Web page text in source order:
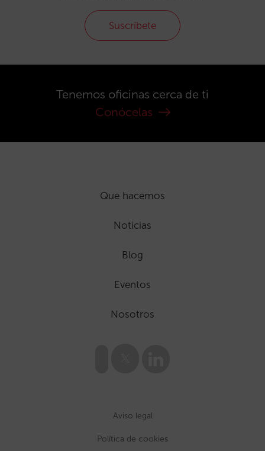
Suscríbete
Tenemos oficinas cerca de ti
Conócelas
Que hacemos
Noticias
Blog
Eventos
Nosotros
Aviso legal
Política de cookies